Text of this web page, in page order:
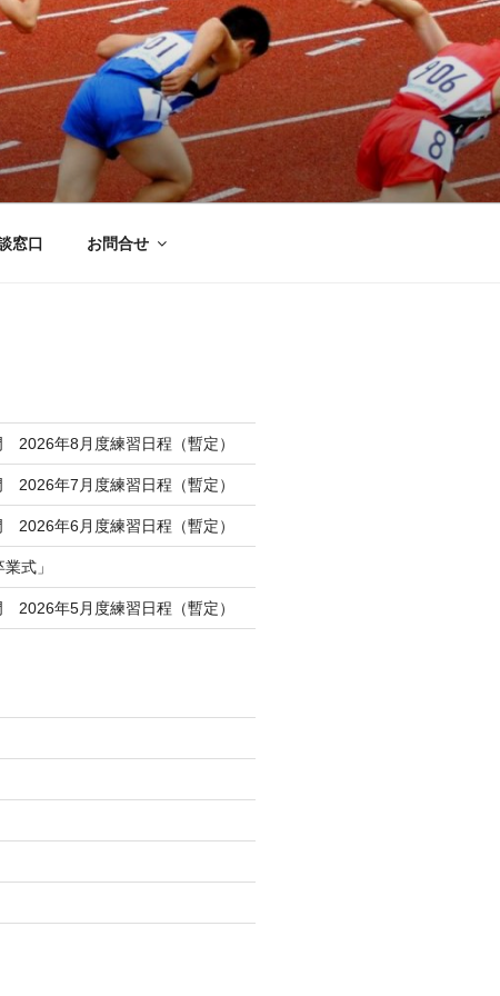
窓口 お問合せ
2026年8月度練習日程（暫定）
2026年7月度練習日程（暫定）
2026年6月度練習日程（暫定）
式」
2026年5月度練習日程（暫定）